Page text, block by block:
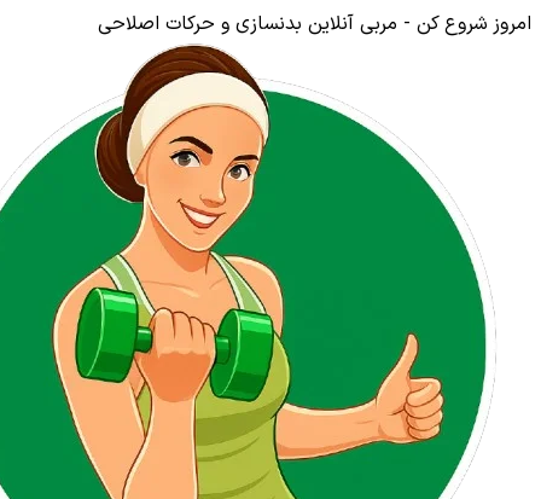
امروز شروع کن - مربی آنلاین بدنسازی و حرکات اصلاحی